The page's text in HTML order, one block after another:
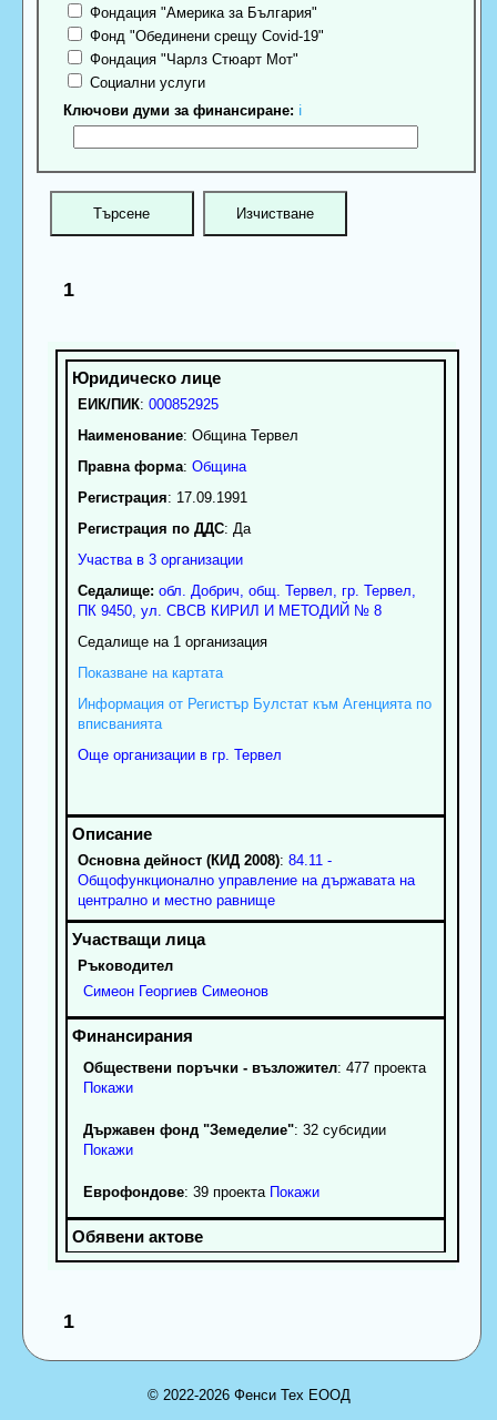
Фондация "Америка за България"
Фонд "Обединени срещу Covid-19"
Фондация "Чарлз Стюарт Мот"
Социални услуги
Ключови думи за финансиране: ℹ
1
ЕИК/ПИК: 000852925
Наименование: Община Тервел
Правна форма: Община
Регистрация: 17.09.1991
Регистрация по ДДС: Да
Участва в 3 организации
Седалище: обл. Добрич общ. Тервел гр. Тервел
ПК 9450, ул. СВСВ КИРИЛ И МЕТОДИЙ № 8
Седалище на 1 организация
Показване на картата
Информация от Регистър Булстат към Агенцията по
вписванията
Още организации в гр. Тервел
Основна дейност (КИД 2008): 84.11 -
Общофункционално управление на държавата на
централно и местно равнище
Ръководител
Симеон Георгиев Симеонов
Обществени поръчки - възложител: 477 проекта
Покажи
Държавен фонд "Земеделие": 32 субсидии
Покажи
Еврофондове: 39 проекта Покажи
1
© 2022-2026 Фенси Тех ЕООД